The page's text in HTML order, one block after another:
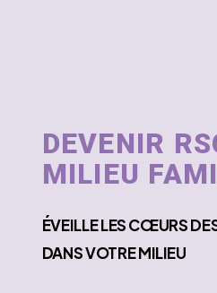
DEVENIR
MILIEU
ÉVEILLELES CŒURS
DANSVOTRE MILIEU